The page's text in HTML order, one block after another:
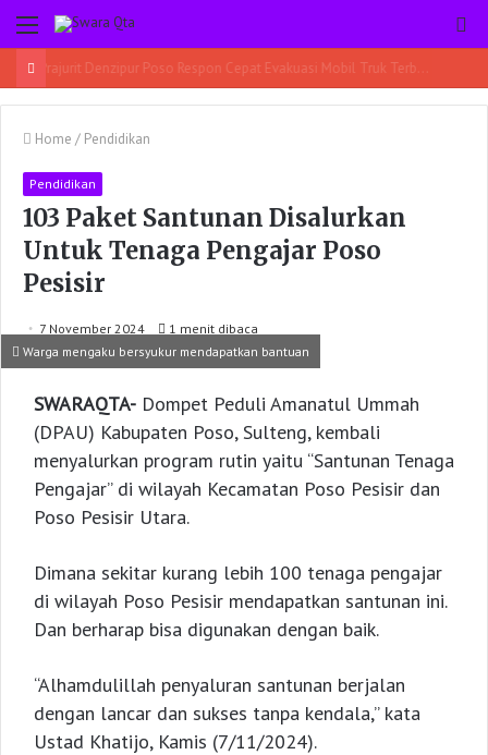
Menu
Home / Pendidikan
Pendidikan
103 Paket Santunan Disalurkan
Untuk Tenaga Pengajar Poso
Pesisir
7 November 2024
1 menit dibaca
Warga mengaku bersyukur mendapatkan bantuan
SWARAQTA- Dompet Peduli Amanatul Ummah
(DPAU) Kabupaten Poso, Sulteng, kembali
menyalurkan program rutin yaitu “Santunan Tenaga
Pengajar” di wilayah Kecamatan Poso Pesisir dan
Poso Pesisir Utara.
Dimana sekitar kurang lebih 100 tenaga pengajar
di wilayah Poso Pesisir mendapatkan santunan ini.
Dan berharap bisa digunakan dengan baik.
“Alhamdulillah penyaluran santunan berjalan
dengan lancar dan sukses tanpa kendala,” kata
Ustad Khatijo, Kamis (7/11/2024).